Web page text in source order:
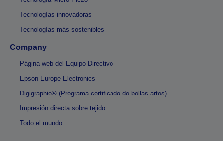
Tecnologías innovadoras
Tecnologías más sostenibles
Company
Página web del Equipo Directivo
Epson Europe Electronics
Digigraphie® (Programa certificado de bellas artes)
Impresión directa sobre tejido
Todo el mundo